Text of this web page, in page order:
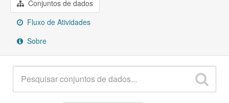
Sobre
Conjuntos de dados
Fluxo de Atividades
Sobre